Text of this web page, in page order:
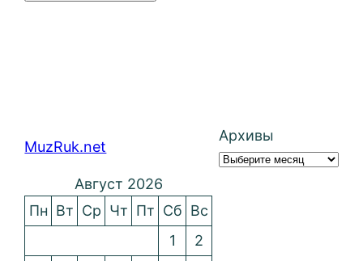
MuzRuk.net
Архивы
Август 2026
Пн Вт Ср Чт Пт Сб Вс
1
2